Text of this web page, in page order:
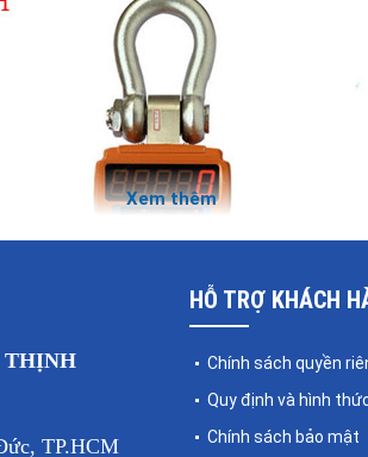
Xem thêm
THỊNH
TP.HCM
HỖ TRỢ KHÁCH
Chính sách quyền
Quy định và hình
Chính sách bảo mật